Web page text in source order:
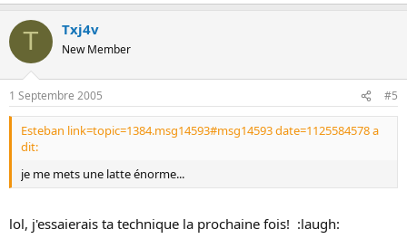
T Txj4v
New Member
1 Septembre 2005 #5
Esteban link=topic=1384.msg14593#msg14593 date=1125584578 a
dit:
je me mets une latte énorme...
lol, j'essaierais ta technique la prochaine fois! :laugh: